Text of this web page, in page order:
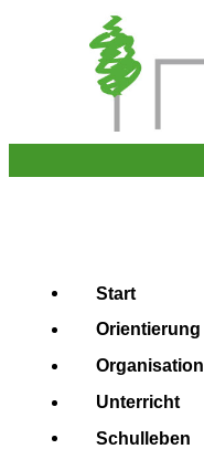
Start
Orientierung
Organisation
Unterricht
Schulleben